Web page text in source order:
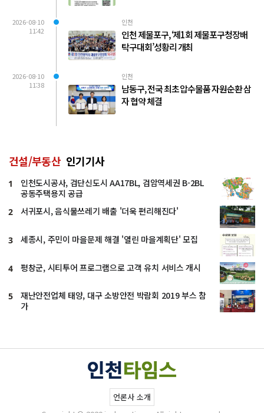
2026-08-10
11:42
인천
인천 제물포구, ‘제1회 제물포구청장배
탁구대회’성황리 개최
2026-08-10
11:38
인천
남동구, 전국 최초 압수물품 자원순환 삼
자 협약 체결
건설/부동산 인기기사
1
인천도시공사, 검단신도시 AA17BL, 검암역세권 B-2BL
공동주택용지 공급
2 서귀포시, 음식물쓰레기 배출 '더욱 편리해진다'
3 세종시, 주민이 마을문제 해결 '열린 마을계획단' 모집
4 평창군, 시티투어 프로그램으로 고객 유치 서비스 개시
5
재난안전업체 태양, 대구 소방안전 박람회 2019 부스 참
가
언론사 소개